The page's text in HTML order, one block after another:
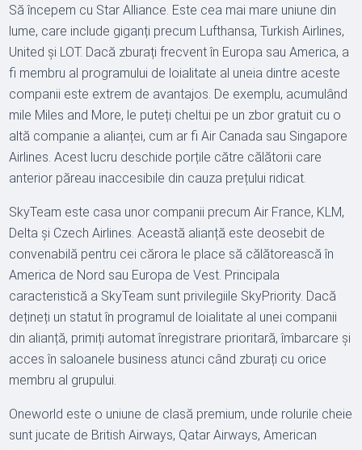
Să începem cu Star Alliance. Este cea mai mare uniune din
lume, care include giganți precum Lufthansa, Turkish Airlines,
United și LOT. Dacă zburați frecvent în Europa sau America, a
fi membru al programului de loialitate al uneia dintre aceste
companii este extrem de avantajos. De exemplu, acumulând
mile Miles and More, le puteți cheltui pe un zbor gratuit cu o
altă companie a alianței, cum ar fi Air Canada sau Singapore
Airlines. Acest lucru deschide porțile către călătorii care
anterior păreau inaccesibile din cauza prețului ridicat.
SkyTeam este casa unor companii precum Air France, KLM,
Delta și Czech Airlines. Această alianță este deosebit de
convenabilă pentru cei cărora le place să călătorească în
America de Nord sau Europa de Vest. Principala
caracteristică a SkyTeam sunt privilegiile SkyPriority. Dacă
dețineți un statut în programul de loialitate al unei companii
din alianță, primiți automat înregistrare prioritară, îmbarcare și
acces în saloanele business atunci când zburați cu orice
membru al grupului.
Oneworld este o uniune de clasă premium, unde rolurile cheie
sunt jucate de British Airways, Qatar Airways, American